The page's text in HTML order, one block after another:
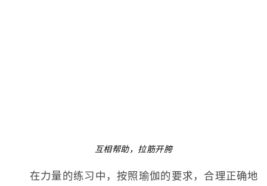
互相帮助，拉筋开胯
在力量的练习中，按照瑜伽的要求，合理正确地